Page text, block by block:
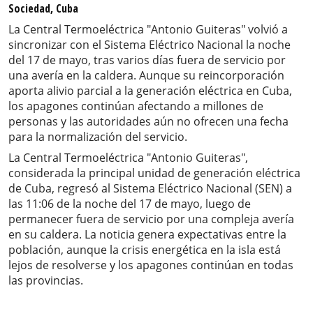
Sociedad, Cuba
La Central Termoeléctrica "Antonio Guiteras" volvió a
sincronizar con el Sistema Eléctrico Nacional la noche
del 17 de mayo, tras varios días fuera de servicio por
una avería en la caldera. Aunque su reincorporación
aporta alivio parcial a la generación eléctrica en Cuba,
los apagones continúan afectando a millones de
personas y las autoridades aún no ofrecen una fecha
para la normalización del servicio.
La Central Termoeléctrica "Antonio Guiteras",
considerada la principal unidad de generación eléctrica
de Cuba, regresó al Sistema Eléctrico Nacional (SEN) a
las 11:06 de la noche del 17 de mayo, luego de
permanecer fuera de servicio por una compleja avería
en su caldera. La noticia genera expectativas entre la
población, aunque la crisis energética en la isla está
lejos de resolverse y los apagones continúan en todas
las provincias.